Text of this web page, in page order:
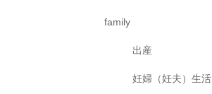
family
出産
妊婦（妊夫）生活